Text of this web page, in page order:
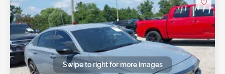
Swipe to right for more images